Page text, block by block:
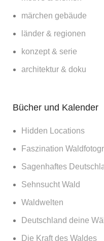
märchen gebäude
länder & regionen
konzept & serie
architektur & doku
Bücher und Kalender
Hidden Locations
Faszination
Sagenhaftes
Sehnsucht Wald
Waldwelten
Deutschland deine
Die Kraft des Waldes